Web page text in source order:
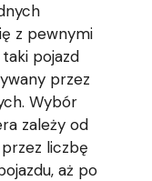
z pewnymi
pojazd
przez
Wybór
zależy od
liczbę
aż po